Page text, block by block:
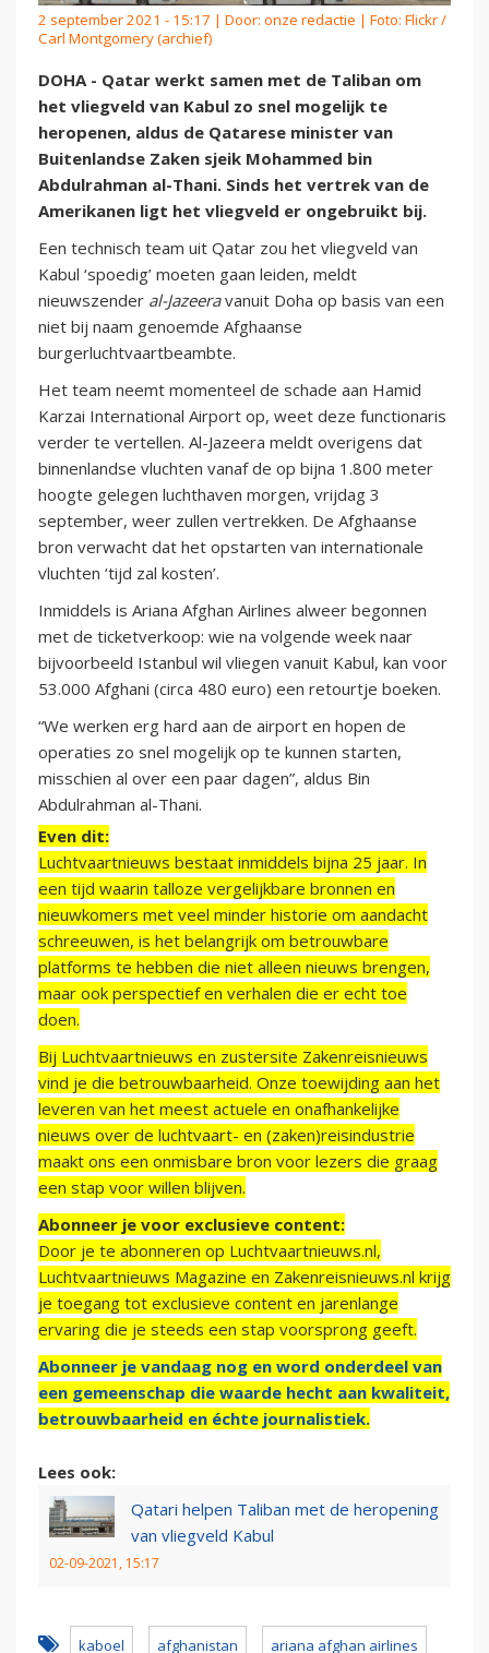
2 september 2021 - 15:17 | Door: onze redactie | Foto: Flickr /
Carl Montgomery (archief)
DOHA - Qatar werkt samen met de Taliban om
het vliegveld van Kabul zo snel mogelijk te
heropenen, aldus de Qatarese minister van
Buitenlandse Zaken sjeik Mohammed bin
Abdulrahman al-Thani. Sinds het vertrek van de
Amerikanen ligt het vliegveld er ongebruikt bij.
Een technisch team uit Qatar zou het vliegveld van
Kabul ‘spoedig’ moeten gaan leiden, meldt
nieuwszender al-Jazeeravanuit Doha op basis van een
niet bij naam genoemde Afghaanse
burgerluchtvaartbeambte.
Het team neemt momenteel de schade aan Hamid
Karzai International Airport op, weet deze functionaris
verder te vertellen. Al-Jazeera meldt overigens dat
binnenlandse vluchten vanaf de op bijna 1.800 meter
hoogte gelegen luchthaven morgen, vrijdag 3
september, weer zullen vertrekken. De Afghaanse
bron verwacht dat het opstarten van internationale
vluchten ‘tijd zal kosten’.
Inmiddels is Ariana Afghan Airlines alweer begonnen
met de ticketverkoop: wie na volgende week naar
bijvoorbeeld Istanbul wil vliegen vanuit Kabul, kan voor
53.000 Afghani (circa 480 euro) een retourtje boeken.
“We werken erg hard aan de airport en hopen de
operaties zo snel mogelijk op te kunnen starten,
misschien al over een paar dagen”, aldus Bin
Abdulrahman al-Thani.
Even dit:
Luchtvaartnieuws bestaat inmiddels bijna 25 jaar. In
een tijd waarin talloze vergelijkbare bronnen en
nieuwkomers met veel minder historie om aandacht
schreeuwen, is het belangrijk om betrouwbare
platforms te hebben die niet alleen nieuws brengen,
maar ook perspectief en verhalen die er echt toe
doen.
Bij Luchtvaartnieuws en zustersite Zakenreisnieuws
vind je die betrouwbaarheid. Onze toewijding aan het
leveren van het meest actuele en onafhankelijke
nieuws over de luchtvaart- en (zaken)reisindustrie
maakt ons een onmisbare bron voor lezers die graag
een stap voor willen blijven.
Abonneer je voor exclusieve content:
Door je te abonneren op Luchtvaartnieuws.nl,
Luchtvaartnieuws Magazine en Zakenreisnieuws.nl krijg
je toegang tot exclusieve content en jarenlange
ervaring die je steeds een stap voorsprong geeft.
Abonneer je vandaag nog en word onderdeel van
een gemeenschap die waarde hecht aan kwaliteit,
betrouwbaarheid en échte journalistiek.
Lees ook:
Qatari helpen Taliban met de heropening
van vliegveld Kabul
02-09-2021, 15:17
kaboel afghanistan ariana afghan airlines